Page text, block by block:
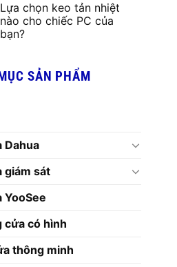
Lựa chọn keo tản nhiệt
nào cho chiếc PC của
bạn?
SẢN PHẨM
Dahua
giám sát
YooSee
cửa có hình
thông minh